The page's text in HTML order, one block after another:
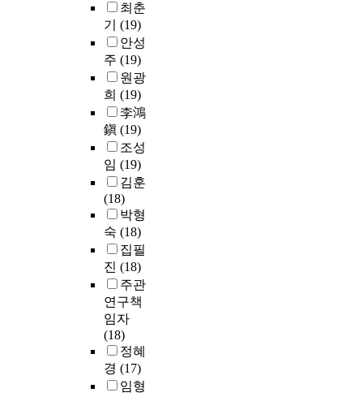
최춘
기 (19)
안성
주 (19)
원광
희 (19)
李鴻
鎭 (19)
조성
임 (19)
김훈
(18)
박형
숙 (18)
집필
진 (18)
주관
연구책
임자
(18)
정혜
경 (17)
임형